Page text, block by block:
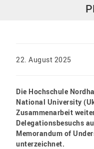
22. August 2025
Die Hochschule
National University
Zusammenarbeit
Delegationsbesuchs
Memorandum of
unterzeichnet.